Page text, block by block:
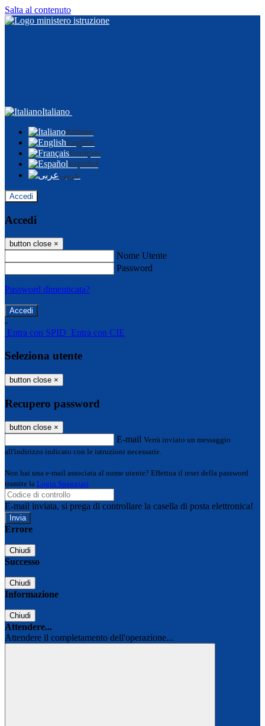
Salta al contenuto
Italiano
Italiano
English
Français
Español
عربى
Accedi
Accedi
button close ×
Nome Utente
Password
Password dimenticata?
-
Entra con SPID Entra con CIE
Seleziona utente
button close ×
Recupero password
button close ×
E-mail Verrà inviato un messaggio
all'indirizzo indicato con le istruzioni necessarie.
Non hai una e-mail associata al nome utente? Effettua il reset della password
tramite la Login Spaggiari
E-mail inviata, si prega di controllare la casella di posta elettronica!
Errore
Chiudi
Successo
Chiudi
Informazione
Chiudi
Attendere...
Attendere il completamento dell'operazione...